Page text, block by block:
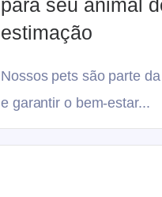
para seu animal
estimação
Nossos pets são parte
e garantir o bem-estar...